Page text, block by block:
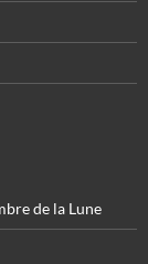
de la Lune